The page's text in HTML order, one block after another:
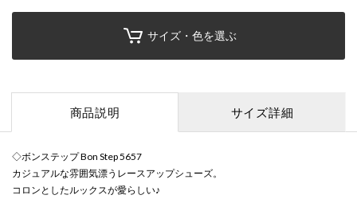
サイズ・色を選ぶ
商品説明 サイズ詳細
◇ボンステップ Bon Step 5657
カジュアルな雰囲気漂うレースアップシューズ。
コロンとしたルックスが愛らしい♪